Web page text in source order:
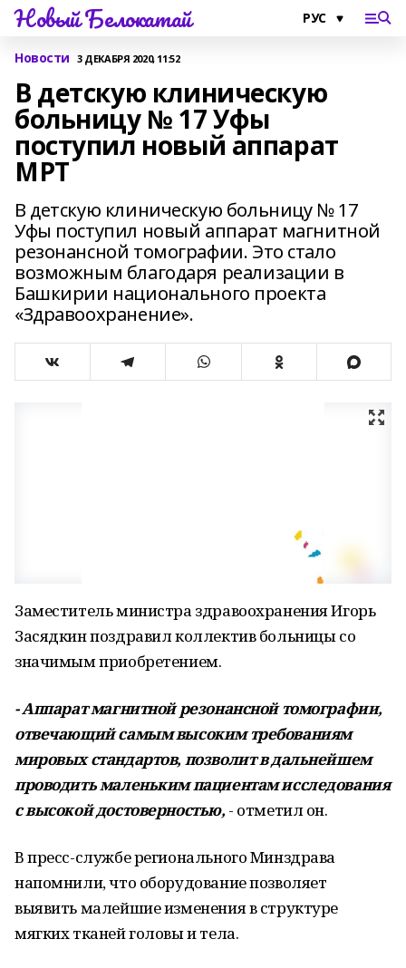
Новый Белокатай
Новости 3 ДЕКАБРЯ 2020, 11:52
В детскую клиническую
больницу № 17 Уфы
поступил новый аппарат
МРТ
В детскую клиническую больницу № 17
Уфы поступил новый аппарат магнитной
резонансной томографии. Это стало
возможным благодаря реализации в
Башкирии национального проекта
«Здравоохранение».
Заместитель министра здравоохранения Игорь
Засядкин поздравил коллектив больницы со
значимым приобретением.
- Аппарат магнитной резонансной томографии,
отвечающий самым высоким требованиям
мировых стандартов, позволит в дальнейшем
проводить маленьким пациентам исследования
с высокой достоверностью, - отметил он.
В пресс-службе регионального Минздрава
напомнили, что оборудование позволяет
выявить малейшие изменения в структуре
мягких тканей головы и тела.